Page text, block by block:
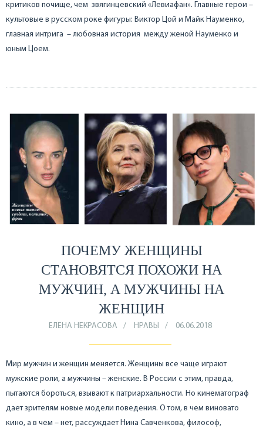
критиков почище, чем звягинцевский «Левиафан». Главные герои –
культовые в русском роке фигуры: Виктор Цой и Майк Науменко,
главная интрига – любовная история между женой Науменко и
юным Цоем.
ПОЧЕМУ ЖЕНЩИНЫ
СТАНОВЯТСЯ ПОХОЖИ НА
МУЖЧИН, А МУЖЧИНЫ НА
ЖЕНЩИН
ЕЛЕНА НЕКРАСОВА НРАВЫ 06.06.2018
Мир мужчин и женщин меняется. Женщины все чаще играют
мужские роли, а мужчины – женские. В России с этим, правда,
пытаются бороться, взывают к патриархальности. Но кинематограф
дает зрителям новые модели поведения. О том, в чем виновато
кино, а в чем – нет, рассуждает Нина Савченкова, философ,